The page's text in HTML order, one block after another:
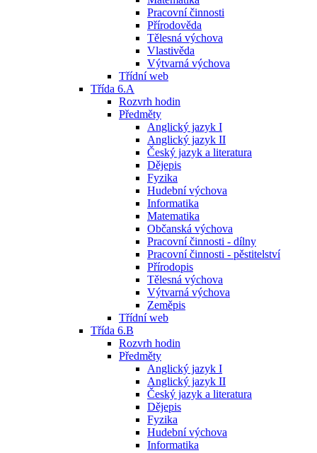
Pracovní činnosti
Přírodověda
Tělesná výchova
Vlastivěda
Výtvarná výchova
Třídní web
Třída 6.A
Rozvrh hodin
Předměty
Anglický jazyk I
Anglický jazyk II
Český jazyk a literatura
Dějepis
Fyzika
Hudební výchova
Informatika
Matematika
Občanská výchova
Pracovní činnosti - dílny
Pracovní činnosti - pěstitelství
Přírodopis
Tělesná výchova
Výtvarná výchova
Zeměpis
Třídní web
Třída 6.B
Rozvrh hodin
Předměty
Anglický jazyk I
Anglický jazyk II
Český jazyk a literatura
Dějepis
Fyzika
Hudební výchova
Informatika